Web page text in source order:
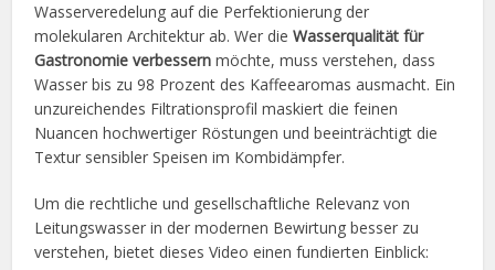
Wasserveredelung auf die Perfektionierung der
molekularen Architektur ab. Wer dieWasserqualität für
Gastronomie verbessern möchte, muss verstehen, dass
Wasser bis zu 98 Prozent des Kaffeearomas ausmacht. Ein
unzureichendes Filtrationsprofil maskiert die feinen
Nuancen hochwertiger Röstungen und beeinträchtigt die
Textur sensibler Speisen im Kombidämpfer.
Um die rechtliche und gesellschaftliche Relevanz von
Leitungswasser in der modernen Bewirtung besser zu
verstehen, bietet dieses Video einen fundierten Einblick: